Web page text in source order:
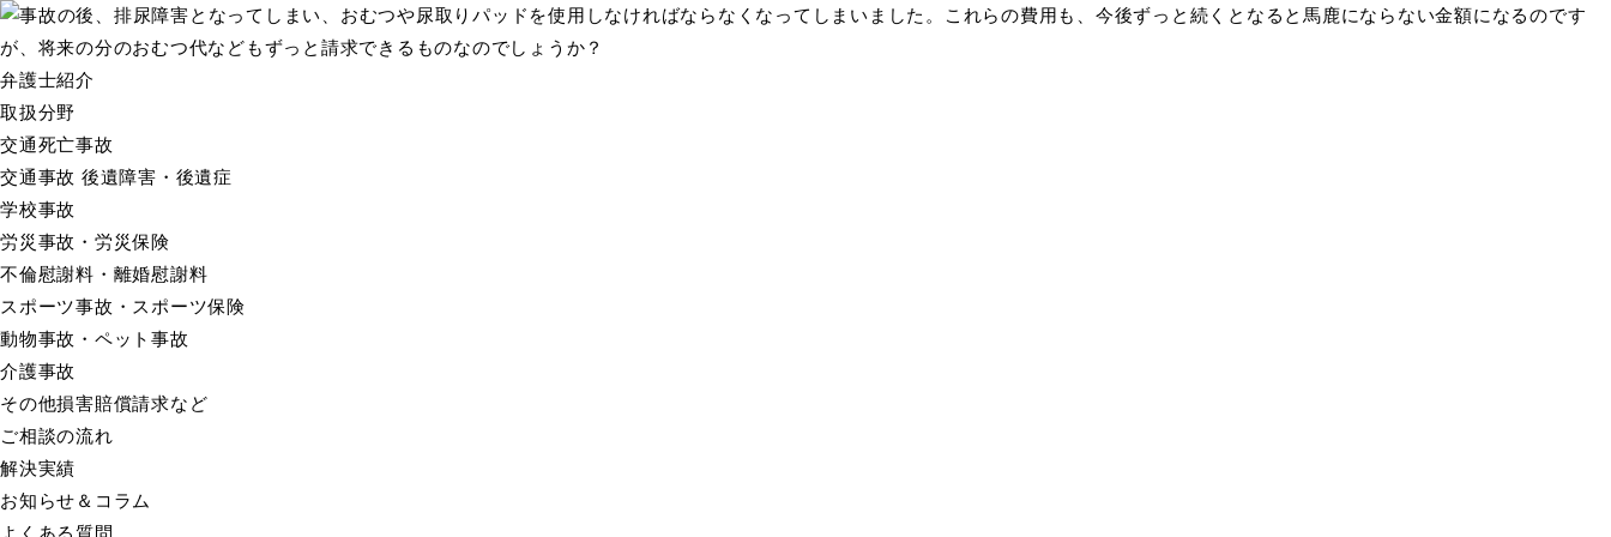
弁護士紹介
取扱分野
交通死亡事故
交通事故 後遺障害・後遺症
学校事故
労災事故・労災保険
不倫慰謝料・離婚慰謝料
スポーツ事故・スポーツ保険
動物事故・ペット事故
介護事故
その他損害賠償請求など
ご相談の流れ
解決実績
お知らせ＆コラム